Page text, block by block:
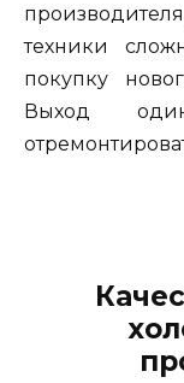
техники
покупку
Выход